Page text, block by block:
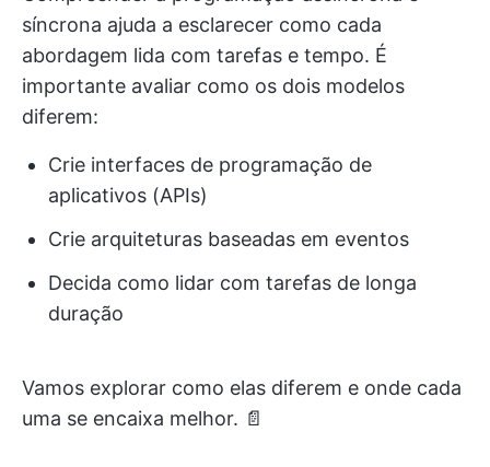
síncrona ajuda a esclarecer como cada
abordagem lida com tarefas e tempo. É
importante avaliar como os dois modelos
diferem:
Crie interfaces de programação de
aplicativos (APIs)
Crie arquiteturas baseadas em eventos
Decida como lidar com tarefas de longa
duração
Vamos explorar como elas diferem e onde cada
uma se encaixa melhor. 📄